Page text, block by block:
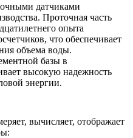
датчиками
Проточная часть
опыта
что обеспечивает
объема воды.
базы в
высокую надежность
энергии.
вычисляет, отображает